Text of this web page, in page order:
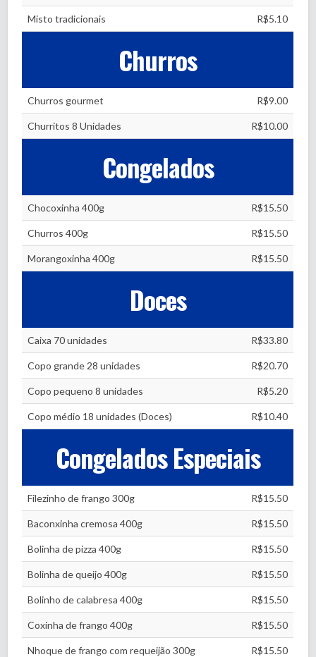
Misto tradicionais R$5.10
Churros
Churros gourmet R$9.00
Churritos 8 Unidades R$10.00
Congelados
Chocoxinha 400g R$15.50
Churros 400g R$15.50
Morangoxinha 400g R$15.50
Doces
Caixa 70 unidades R$33.80
Copo grande 28 unidades R$20.70
Copo pequeno 8 unidades R$5.20
Copo médio 18 unidades (Doces) R$10.40
Congelados Especiais
Filezinho de frango 300g R$15.50
Baconxinha cremosa 400g R$15.50
Bolinha de pizza 400g R$15.50
Bolinha de queijo 400g R$15.50
Bolinho de calabresa 400g R$15.50
Coxinha de frango 400g R$15.50
Nhoque de frango com requeijão 300g R$15.50